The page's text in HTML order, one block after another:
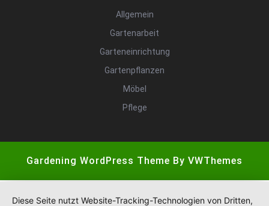
Allgemein
Gartenarbeit
Garteneinrichtung
Gartenpflanzen
Möbel
Pflege
Gardening WordPress Theme By VWThemes
Diese Seite nutzt Website-Tracking-Technologien von Dritten,